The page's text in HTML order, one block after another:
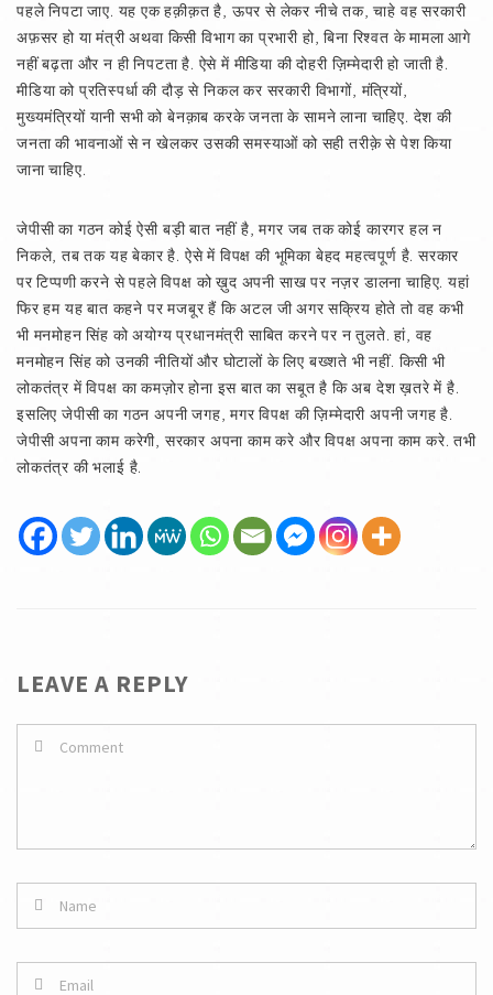
पहले निपटा जाए. यह एक हक़ीक़त है, ऊपर से लेकर नीचे तक, चाहे वह सरकारी
अफ़सर हो या मंत्री अथवा किसी विभाग का प्रभारी हो, बिना रिश्वत के मामला आगे
नहीं बढ़ता और न ही निपटता है. ऐसे में मीडिया की दोहरी ज़िम्मेदारी हो जाती है.
मीडिया को प्रतिस्पर्धा की दौड़ से निकल कर सरकारी विभागों, मंत्रियों,
मुख्यमंत्रियों यानी सभी को बेनक़ाब करके जनता के सामने लाना चाहिए. देश की
जनता की भावनाओं से न खेलकर उसकी समस्याओं को सही तरीक़े से पेश किया
जाना चाहिए.
जेपीसी का गठन कोई ऐसी बड़ी बात नहीं है, मगर जब तक कोई कारगर हल न
निकले, तब तक यह बेकार है. ऐसे में विपक्ष की भूमिका बेहद महत्वपूर्ण है. सरकार
पर टिप्पणी करने से पहले विपक्ष को ख़ुद अपनी साख पर नज़र डालना चाहिए. यहां
फिर हम यह बात कहने पर मजबूर हैं कि अटल जी अगर सक्रिय होते तो वह कभी
भी मनमोहन सिंह को अयोग्य प्रधानमंत्री साबित करने पर न तुलते. हां, वह
मनमोहन सिंह को उनकी नीतियों और घोटालों के लिए बख्शते भी नहीं. किसी भी
लोकतंत्र में विपक्ष का कमज़ोर होना इस बात का सबूत है कि अब देश ख़तरे में है.
इसलिए जेपीसी का गठन अपनी जगह, मगर विपक्ष की ज़िम्मेदारी अपनी जगह है.
जेपीसी अपना काम करेगी, सरकार अपना काम करे और विपक्ष अपना काम करे. तभी
लोकतंत्र की भलाई है.
LEAVE A REPLY